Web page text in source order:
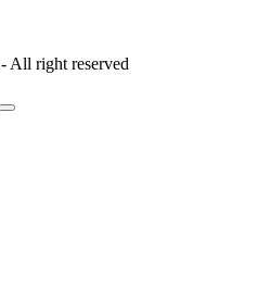
All right reserved